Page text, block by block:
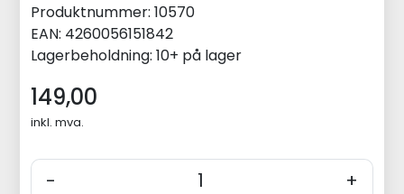
Produktnummer: 10570
EAN: 4260056151842
Lagerbeholdning: 10+ på lager
149,00
inkl. mva.
- +